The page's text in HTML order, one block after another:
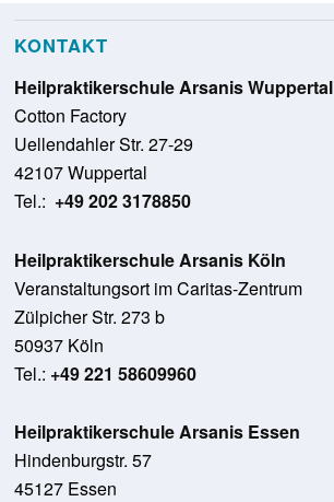
KONTAKT
Heilpraktikerschule Arsanis Wuppertal
Cotton Factory
Uellendahler Str. 27-29
42107 Wuppertal
Tel.: +49 202 3178850
Heilpraktikerschule Arsanis Köln
Veranstaltungsort im Caritas-Zentrum
Zülpicher Str. 273 b
50937 Köln
Tel.: +49 221 58609960
Heilpraktikerschule Arsanis Essen
Hindenburgstr. 57
45127 Essen